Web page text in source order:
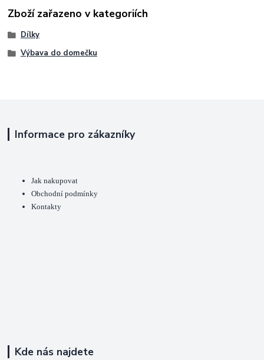
Zboží zařazeno v kategoriích
Dílky
Výbava do domečku
Informace pro zákazníky
Jak nakupovat
Obchodní podmínky
Kontakty
Kde nás najdete